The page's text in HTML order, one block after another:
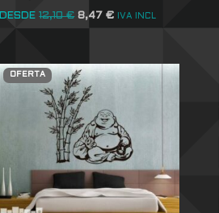
DESDE 12,10€ 8,47€ IVA INCL
OFERTA